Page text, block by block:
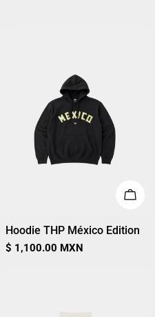
Hoodie THP México Edition
Precio
$ 1,100.00 MXN